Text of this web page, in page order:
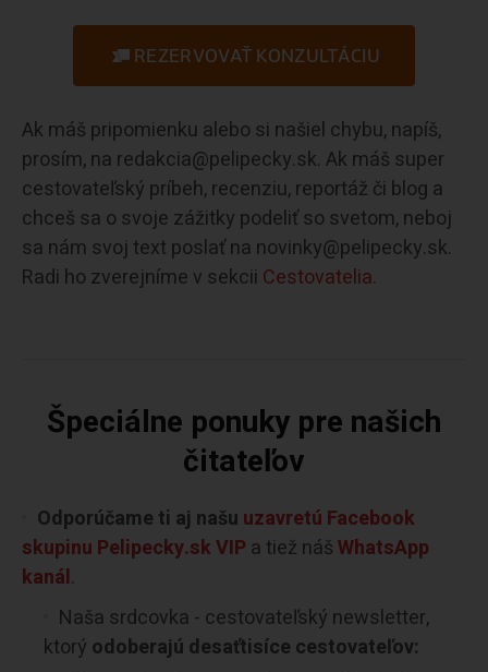
REZERVOVAŤ KONZULTÁCIU
Ak máš pripomienku alebo si našiel chybu, napíš,
prosím, na redakcia@pelipecky.sk. Ak máš super
cestovateľský príbeh, recenziu, reportáž či blog a
chceš sa o svoje zážitky podeliť so svetom, neboj
sa nám svoj text poslať na novinky@pelipecky.sk.
Radi ho zverejníme v sekcii Cestovatelia.
Špeciálne ponuky pre našich
čitateľov
Odporúčame ti aj našu uzavretú Facebook
skupinu Pelipecky.sk VIP a tiež nášWhatsApp
kanál.
Naša srdcovka - cestovateľský newsletter,
ktorý odoberajú desaťtisíce cestovateľov: